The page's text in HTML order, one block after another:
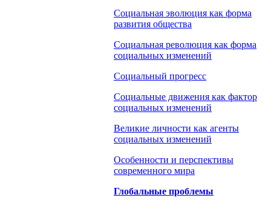
Социальная эволюция как форма
развития общества
Социальная революция как форма
социальных изменений
Социальный прогресс
Социальные движения как фактор
социальных изменений
Великие личности как агенты
социальных изменений
Особенности и перспективы
современного мира
Глобальные проблемы